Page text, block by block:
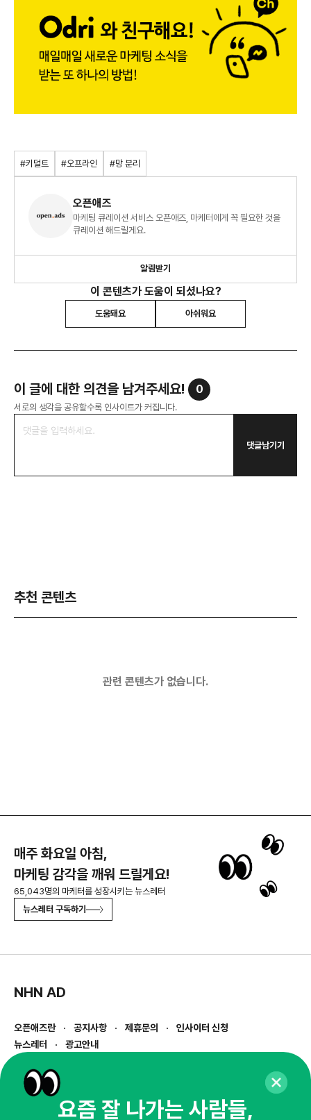
#키덜트 #오프라인 #망 분리
오픈애즈
마케팅 큐레이션 서비스 오픈애즈, 마케터에게 꼭 필요한 것을
큐레이션 해드릴게요.
알림받기
이 콘텐츠가 도움이 되셨나요?
도움돼요 아쉬워요
이 글에 대한 의견을 남겨주세요! 0
서로의 생각을 공유할수록 인사이트가 커집니다.
댓글남기기
추천 콘텐츠
관련 콘텐츠가 없습니다.
매주 화요일 아침,
마케팅 감각을 깨워 드릴게요!
65,043명의 마케터를 성장시키는 뉴스레터
뉴스레터 구독하기
NHN AD
오픈애즈란 공지사항 제휴문의
인사이터 신청
뉴스레터
광고안내
경기도 성남시 분당구 대왕판교로645번길 16
사업자등록번호 : 144-81-27690(
통신판매업신고번호 : 2014-경기성남-1023
요즘 잘 나가는 사람들,